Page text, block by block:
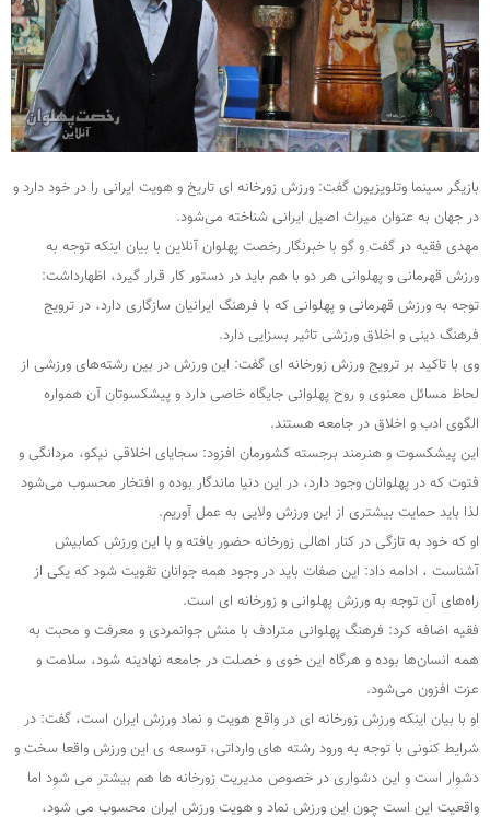
بازیگر سینما وتلویزیون گفت: ورزش زورخانه ای تاریخ و هویت ایرانی را در خود دارد و
در جهان به عنوان میراث اصیل ایرانی شناخته می‌شود.
مهدی فقیه در گفت و گو با خبرنگار رخصت پهلوان آنلاین با بیان اینکه توجه به
ورزش قهرمانی و پهلوانی هر دو با هم باید در دستور کار قرار گیرد، اظهارداشت:
توجه به ورزش قهرمانی و پهلوانی که با فرهنگ ایرانیان سازگاری دارد، در ترویج
فرهنگ دینی و اخلاق ورزشی تاثیر بسزایی دارد.
وی با تاکید بر ترویج ورزش زورخانه ای گفت: این ورزش در بین رشته‌های ورزشی از
لحاظ مسائل معنوی و روح پهلوانی جایگاه خاصی دارد و پیشکسوتان آن همواره
الگوی ادب و اخلاق در جامعه هستند.
این پیشکسوت و هنرمند برجسته کشورمان افزود: سجایای اخلاقی نیکو، مردانگی و
فتوت که در پهلوانان وجود دارد، در این دنیا ماندگار بوده و افتخار محسوب می‌شود
لذا باید حمایت بیشتری از این ورزش ولایی به عمل آوریم.
او که خود به تازگی در کنار اهالی زورخانه حضور یافته و با این ورزش کمابیش
آشناست ، ادامه داد: این صفات باید در وجود همه جوانان تقویت شود که یکی از
راه‌های آن توجه به ورزش پهلوانی و زورخانه ای است.
فقیه اضافه کرد: فرهنگ پهلوانی مترادف با منش جوانمردی و معرفت و محبت به
همه انسان‌ها بوده و هرگاه این خوی و خصلت در جامعه نهادینه شود، سلامت و
عزت افزون می‌شود.
او با بیان اینکه ورزش زورخانه ای در واقع هویت و نماد ورزش ایران است، گفت: در
شرایط کنونی با توجه به ورود رشته های وارداتی، توسعه ی این ورزش واقعا سخت و
دشوار است و این دشواری در خصوص مدیریت زورخانه ها هم بیشتر می شود اما
واقعیت این است چون این ورزش نماد و هویت ورزش ایران محسوب می شود،